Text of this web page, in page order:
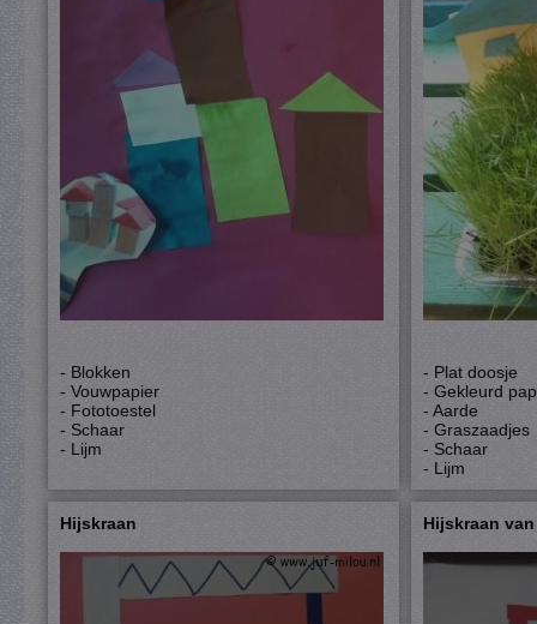
- Blokken
- Vouwpapier
- Fototoestel
- Schaar
- Lijm
- Plat doosje
- Gekleurd
- Aarde
- Graszaadjes
- Schaar
- Lijm
Hijskraan Hijskraan